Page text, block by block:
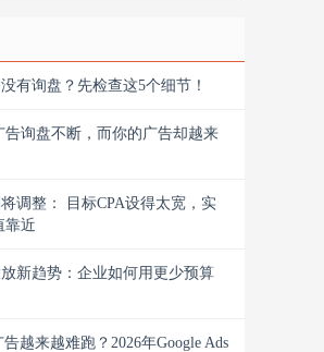
有询盘？先检查这5个细节！
告询盘不断，而你的广告却越来
调整： 目标CPA设得太宽，实
靠近
放新趋势：企业如何用更少预算
越来越难跑？2026年Google Ads